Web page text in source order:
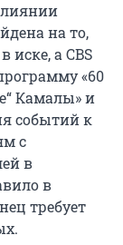
на то,
иске, а CBS
«60
Камалы» и
событий к
с
в
в
требует